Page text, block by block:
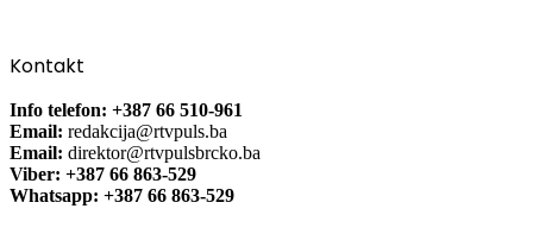
Kontakt
Info telefon: +387 66 510-961
Email: redakcija@rtvpuls.ba
Email: direktor@rtvpulsbrcko.ba
Viber: +387 66 863-529
Whatsapp: +387 66 863-529